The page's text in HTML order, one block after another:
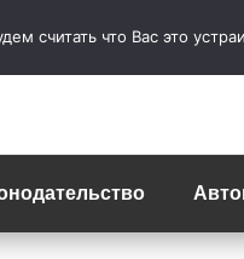
считать что Вас это